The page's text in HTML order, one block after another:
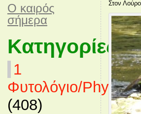
O καιρός
σήμερα
Κατηγορίες
1
Φυτολόγιο/
(408)
Στον